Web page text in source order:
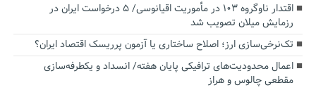
اقتدار ناوگروه ۱۰۳ در مأموریت‌ اقیانوسی/ ۵ درخواست ایران در
رزمایش میلان تصویب شد
تک‌نرخی‌سازی ارز؛ اصلاح ساختاری یا آزمون پرریسک اقتصاد ایران؟
اعمال محدودیت‌های ترافیکی پایان هفته/ انسداد و یکطرفه‌سازی
مقطعی چالوس و هراز